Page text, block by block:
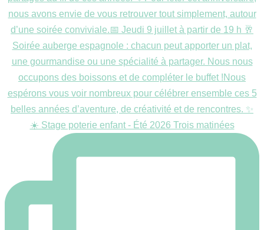
☀️ Stage poterie enfant - Été 2026 Trois matinées